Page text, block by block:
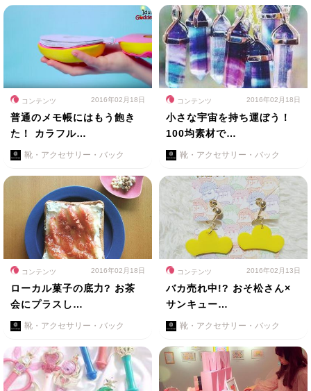
コンテンツ 2016年02月18日
普通のメモ帳にはもう飽き
た！ カラフル…
靴・アクセサリー・バック
コンテンツ 2016年02月18日
小さな宇宙を持ち運ぼう！
100均素材で…
靴・アクセサリー・バック
コンテンツ 2016年02月18日
ローカル菓子の底力? お茶
会にプラスし…
靴・アクセサリー・バック
コンテンツ 2016年02月13日
バカ売れ中!? おそ松さん×
サンキュー…
靴・アクセサリー・バック